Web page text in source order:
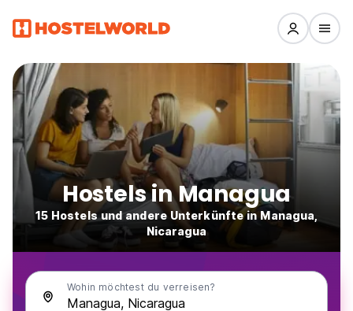
Hostels in Managua
15 Hostels und andere Unterkünfte in Managua,
Nicaragua
Wohin möchtest du verreisen?